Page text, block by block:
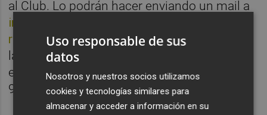
al Club. Lo podrán hacer enviando un mail a
imartinez@valenciabasket.com
recepcion@valenciabasket.comy a través de
la vía telefónica durante la mañana del 3 de
enero hasta las 14h, llamando al
96.395.70.84.
Uso responsable de sus
datos
Nosotros y nuestros socios utilizamos
cookies y tecnologías similares para
almacenar y acceder a información en su